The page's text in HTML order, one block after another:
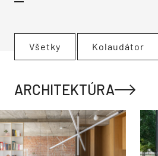
Všetky Kolaudátor
ARCHITEKTÚRA